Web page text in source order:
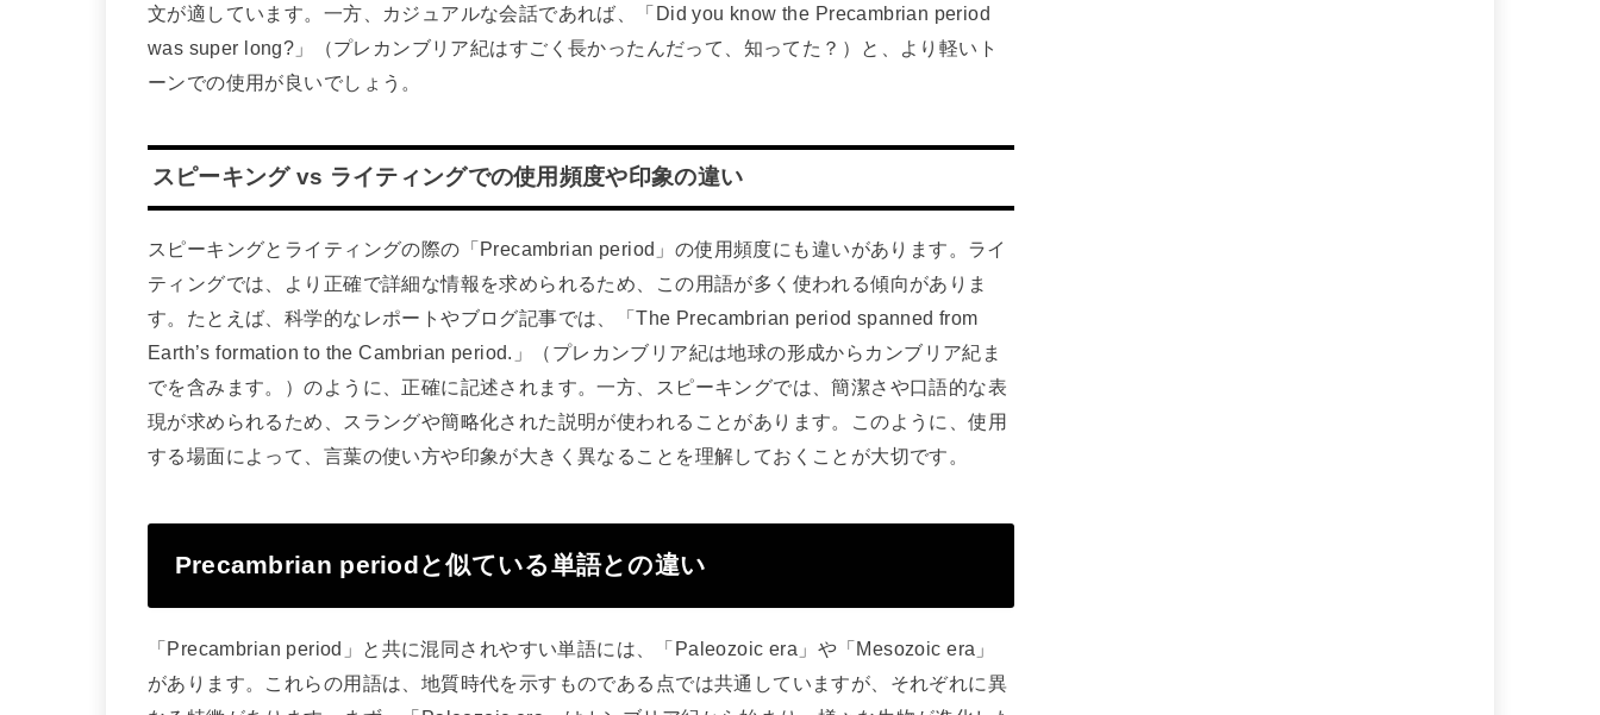
文が適しています。一方、カジュアルな会話であれば、「Did you know the Precambrian period
was super long?」（プレカンブリア紀はすごく長かったんだって、知ってた？）と、より軽いト
ーンでの使用が良いでしょう。
スピーキング vs ライティングでの使用頻度や印象の違い
スピーキングとライティングの際の「Precambrian period」の使用頻度にも違いがあります。ライ
ティングでは、より正確で詳細な情報を求められるため、この用語が多く使われる傾向がありま
す。たとえば、科学的なレポートやブログ記事では、「The Precambrian period spanned from
Earth’s formation to the Cambrian period.」（プレカンブリア紀は地球の形成からカンブリア紀ま
でを含みます。）のように、正確に記述されます。一方、スピーキングでは、簡潔さや口語的な表
現が求められるため、スラングや簡略化された説明が使われることがあります。このように、使用
する場面によって、言葉の使い方や印象が大きく異なることを理解しておくことが大切です。
Precambrian periodと似ている単語との違い
「Precambrian period」と共に混同されやすい単語には、「Paleozoic era」や「Mesozoic era」
があります。これらの用語は、地質時代を示すものである点では共通していますが、それぞれに異